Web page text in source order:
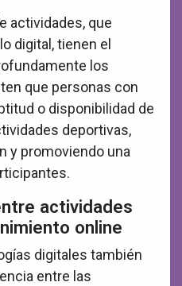
actividades, que
digital, tienen el
los
que personas con
o disponibilidad de
deportivas,
y promoviendo una
actividades
online
digitales también
entre las